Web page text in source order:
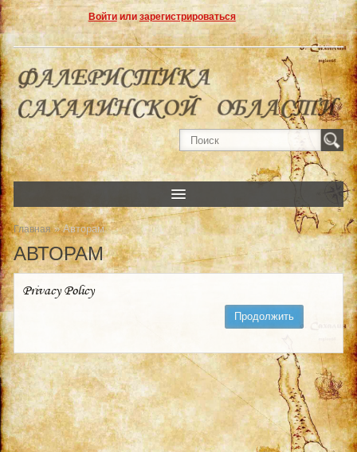
Войтиили зарегистрироваться
Главная» Авторам
АВТОРАМ
Privacy Policy
Продолжить